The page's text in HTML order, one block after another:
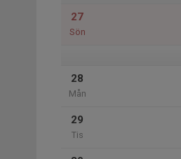
27
Sön
28
Mån
29
Tis